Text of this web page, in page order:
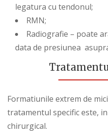
legatura cu tendonul;
RMN;
Radiografie – poate
data de presiunea
Formatiunile extrem de
tratamentul specific este,
chirurgical.